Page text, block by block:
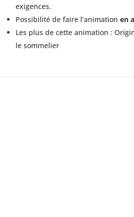
exigences.
Possibilité de faire l’animation en
Les plus de cette animation :
le sommelier